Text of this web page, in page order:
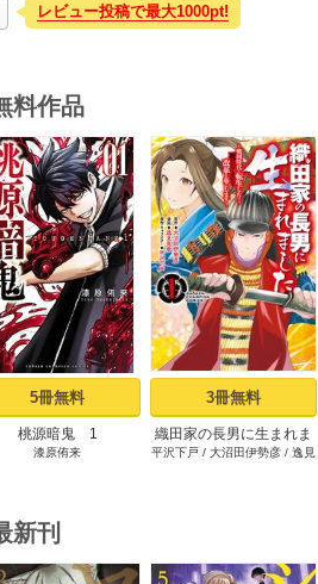
レビュー投稿で最大1000pt!
料作品
5冊無料
桃源暗鬼 1
漆原侑来
3冊無料
織田家の長男に生まれま
した～戦国時代に転生し
平沢下戸 / 大沼田伊勢彦 / 逸見
新刊